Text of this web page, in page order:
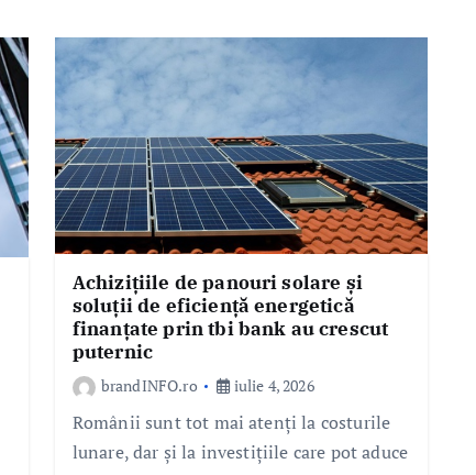
Achizițiile de panouri solare și
soluții de eficiență energetică
finanțate prin tbi bank au crescut
puternic
brandINFO.ro iulie 4, 2026
Românii sunt tot mai atenți la costurile
lunare, dar și la investițiile care pot aduce